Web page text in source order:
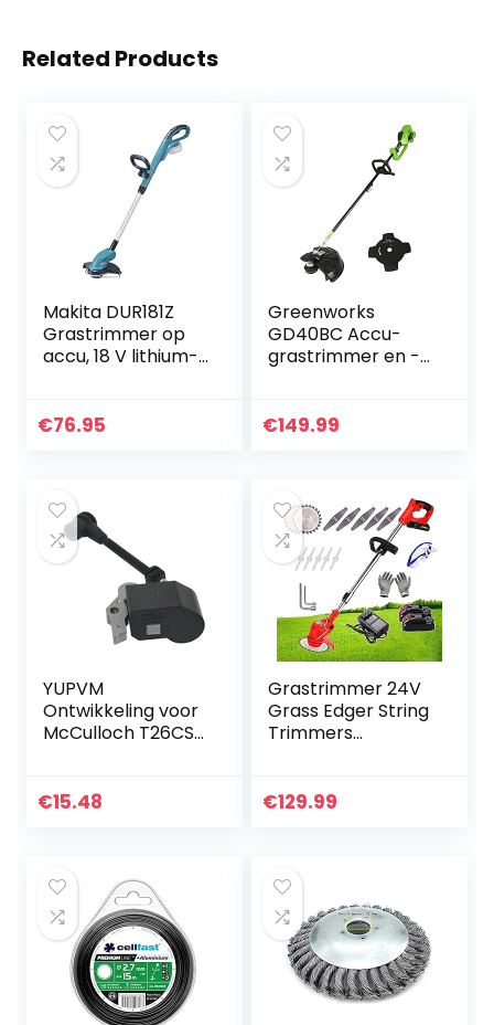
Related Products
Makita DUR181Z
Grastrimmer op
accu, 18 V lithium-
€76.95
Greenworks
GD40BC Accu-
grastrimmer en -
Ion 40 V 40 cm/25
€149.99
YUPVM
Ontwikkeling voor
McCulloch T26CS
T26 trimmer,
€15.48
Grastrimmer 24V
Grass Edger String
Trimmers
Trimmer Lithium-
€129.99